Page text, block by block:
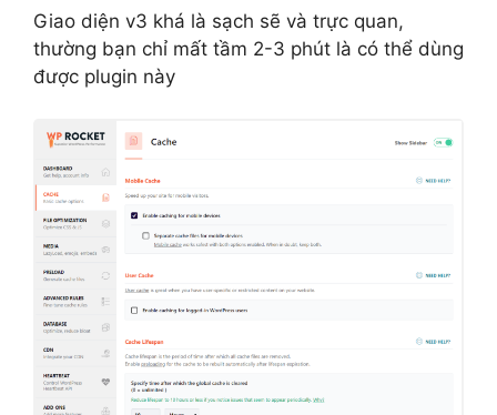
Giao diện v3 khá là sạch sẽ và trực quan,
thường bạn chỉ mất tầm 2-3 phút là có thể dùng
được plugin này